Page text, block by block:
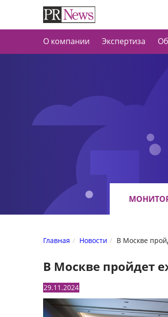
О компании Экспертиза
Главная Новости В Москве
В Москве пройдет
29.11.2024